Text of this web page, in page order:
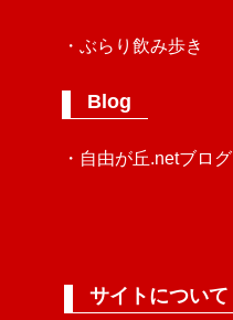
・ぶらり飲み歩き
Blog
・自由が丘.netブログ
サイトについて